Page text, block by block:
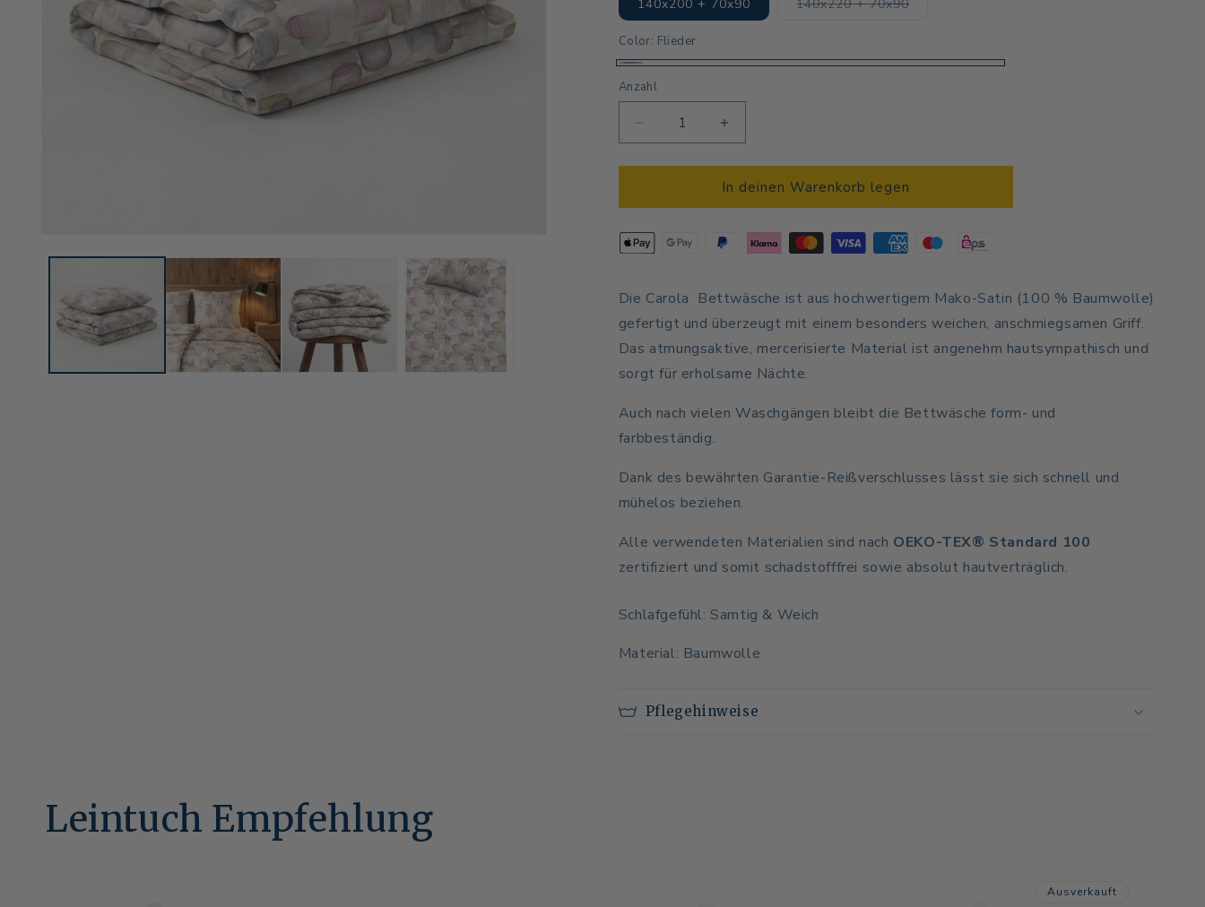
140x200 + 70x90 140x220 + 70x90
Color: Flieder
Anzahl
Anzahl
Verringere
die
Menge
Carola
-
Erhöhe
die
Menge
für
Carola
-
In deinen Warenkorb legen
Die Carola Bettwäsche ist aus hochwertigem Mako-Satin (100 % Baumwolle)
gefertigt und überzeugt mit einem besonders weichen, anschmiegsamen Griff.
Das atmungsaktive, mercerisierte Material ist angenehm hautsympathisch und
sorgt für erholsame Nächte.
Auch nach vielen Waschgängen bleibt die Bettwäsche form- und
farbbeständig.
Dank des bewährten Garantie-Reißverschlusses lässt sie sich schnell und
mühelos beziehen.
Alle verwendeten Materialien sind nach OEKO-TEX® Standard 100
zertifiziert und somit schadstofffrei sowie absolut hautverträglich.
Schlafgefühl: Samtig & Weich
Material: Baumwolle
Pflegehinweise
Leintuch Empfehlung
Ausverkauft